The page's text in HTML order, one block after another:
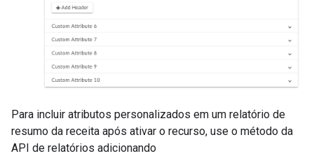
Para incluir atributos personalizados em um relatório de
resumo da receita após ativar o recurso, use o método da
API de relatórios adicionando